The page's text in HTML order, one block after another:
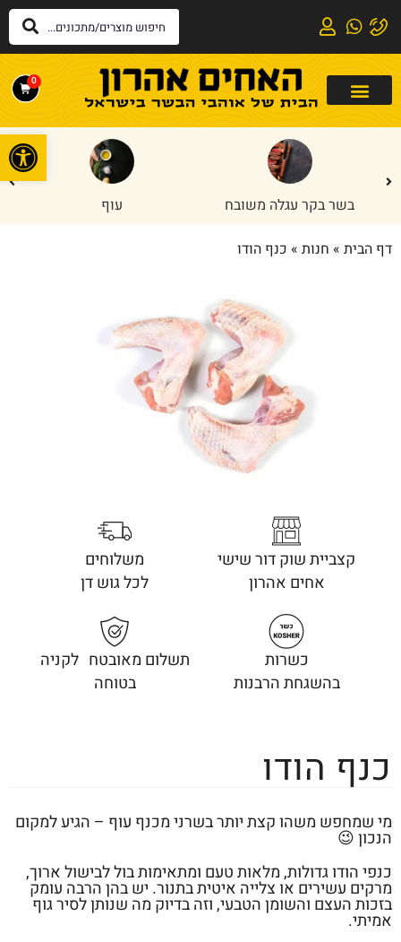
0
בשר בקר עגלה משובח עוף
דף הבית » חנות » כנף הודו
כנף הודו
מי שמחפש משהו קצת יותר בשרני מכנף עוף – הגיע למקום
הנכון 😉
כנפי הודו גדולות, מלאות טעם ומתאימות בול לבישול ארוך,
מרקים עשירים או צלייה איטית בתנור. יש בהן הרבה עומק
בזכות העצם והשומן הטבעי, וזה בדיוק מה שנותן לסיר גוף
אמיתי.
קצביית שוק דור שישי
אחים אהרון
משלוחים
לכל גוש דן
כשרות
בהשגחת הרבנות
תשלום מאובטח לקניה
בטוחה